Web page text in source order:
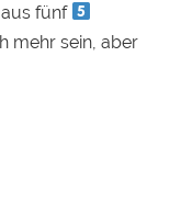
fünf
mehr sein, aber